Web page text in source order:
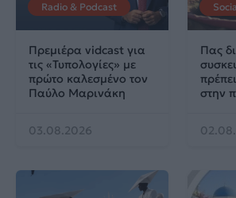
Radio & Podcast
Πρεμιέρα vidcast για
τις «Τυπολογίες» με
πρώτο καλεσμένο τον
Παύλο Μαρινάκη
03.08.2026
Πας
στην